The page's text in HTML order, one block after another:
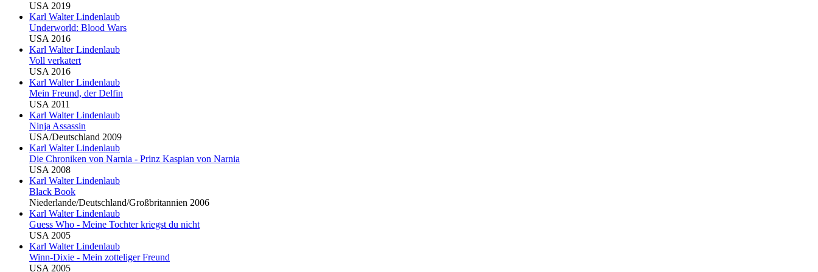
USA 2019
Karl Walter Lindenlaub
Underworld: Blood Wars
USA 2016
Karl Walter Lindenlaub
Voll verkatert
USA 2016
Karl Walter Lindenlaub
Mein Freund, der Delfin
USA 2011
Karl Walter Lindenlaub
Ninja Assassin
USA/Deutschland 2009
Karl Walter Lindenlaub
Die Chroniken von Narnia - Prinz Kaspian von Narnia
USA 2008
Karl Walter Lindenlaub
Black Book
Niederlande/Deutschland/Großbritannien 2006
Karl Walter Lindenlaub
Guess Who - Meine Tochter kriegst du nicht
USA 2005
Karl Walter Lindenlaub
Winn-Dixie - Mein zotteliger Freund
USA 2005